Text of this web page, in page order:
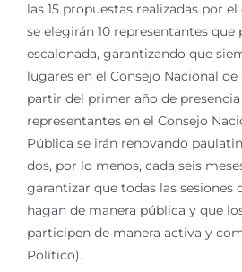
las 15 propuestas realizadas por
se elegirán 10 representantes
escalonada, garantizando que
lugares en el Consejo Nacional
partir del primer año de
representantes en el Consejo
Pública se irán renovando
dos, por lo menos, cada seis
garantizar que todas las sesiones
hagan de manera pública y que
participen de manera activa y
Político).